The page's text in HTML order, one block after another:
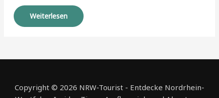
Weiterlesen
Copyright © 2026 NRW-Tourist - Entdecke Nordrhein-